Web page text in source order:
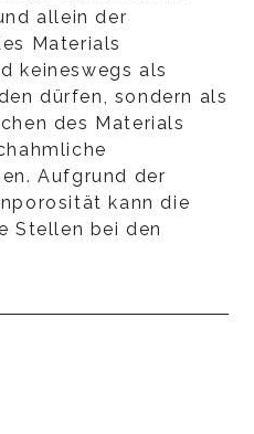
allein der
Materials
keineswegs als
dürfen, sondern als
des Materials
Aufgrund der
kann die
Stellen bei den